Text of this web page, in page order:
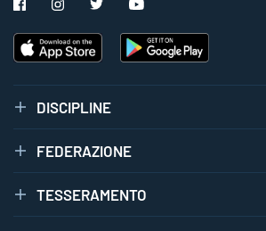
DISCIPLINE
FEDERAZIONE
TESSERAMENTO